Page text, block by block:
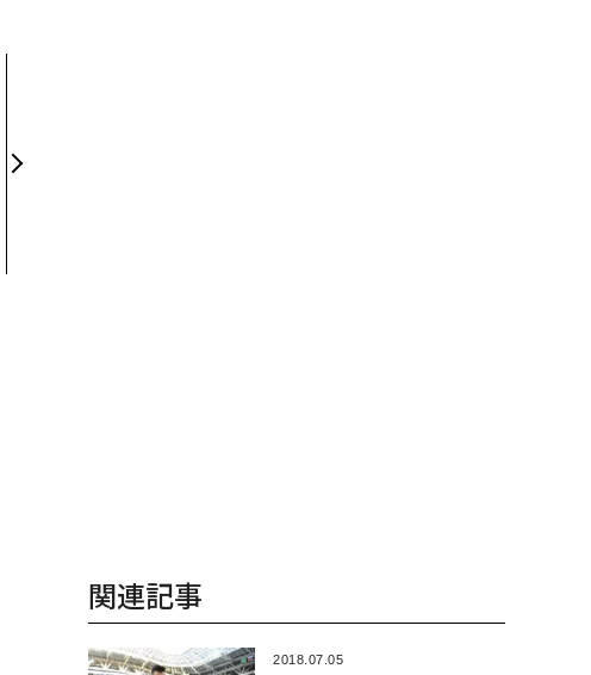
学
関連記事
2018.07.05